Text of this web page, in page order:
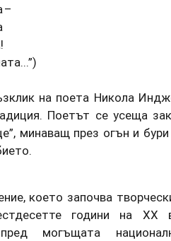
–
на поета Никола
Поетът се усеща
минаващ през огън и
което започва
години на ХХ
пред могъщата